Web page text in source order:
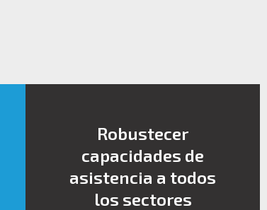
Robustecer
capacidades de
asistencia a todos
los sectores